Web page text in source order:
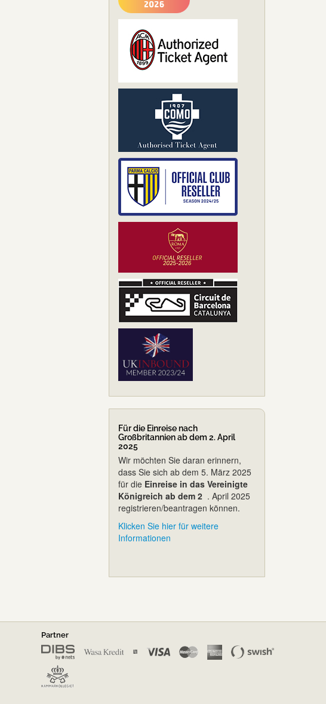
Für die Einreise nach
Großbritannien ab dem 2. April
2025
Wir möchten Sie daran erinnern,
dass Sie sich ab dem 5. März 2025
für die Einreise in das Vereinigte
Königreich ab dem 2 . April 2025
registrieren/beantragen können.
Klicken Sie hier für weitere
Informationen
Partner